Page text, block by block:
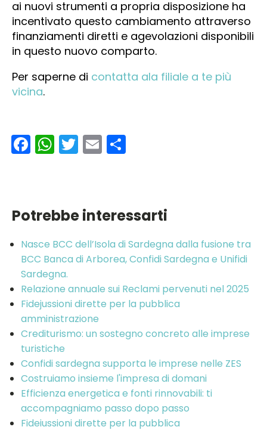
ai nuovi strumenti a propria disposizione ha
incentivato questo cambiamento attraverso
finanziamenti diretti e agevolazioni disponibili
in questo nuovo comparto.
Per saperne di contatta ala filiale a te più
vicina.
Facebook
WhatsApp
Twitter
Email
Potrebbe interessarti
Nasce BCC dell’Isola di Sardegna dalla fusione tra
BCC Banca di Arborea, Confidi Sardegna e Unifidi
Sardegna.
Relazione annuale sui Reclami pervenuti nel 2025
Fidejussioni dirette per la pubblica
amministrazione
Crediturismo: un sostegno concreto alle imprese
turistiche
Confidi sardegna supporta le imprese nelle ZES
Costruiamo insieme l'impresa di domani
Efficienza energetica e fonti rinnovabili: ti
accompagniamo passo dopo passo
Fideiussioni dirette per la pubblica